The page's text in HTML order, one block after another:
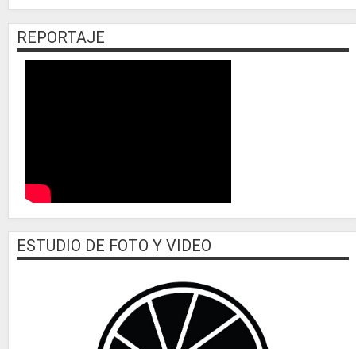
REPORTAJE
ESTUDIO DE FOTO Y VIDEO